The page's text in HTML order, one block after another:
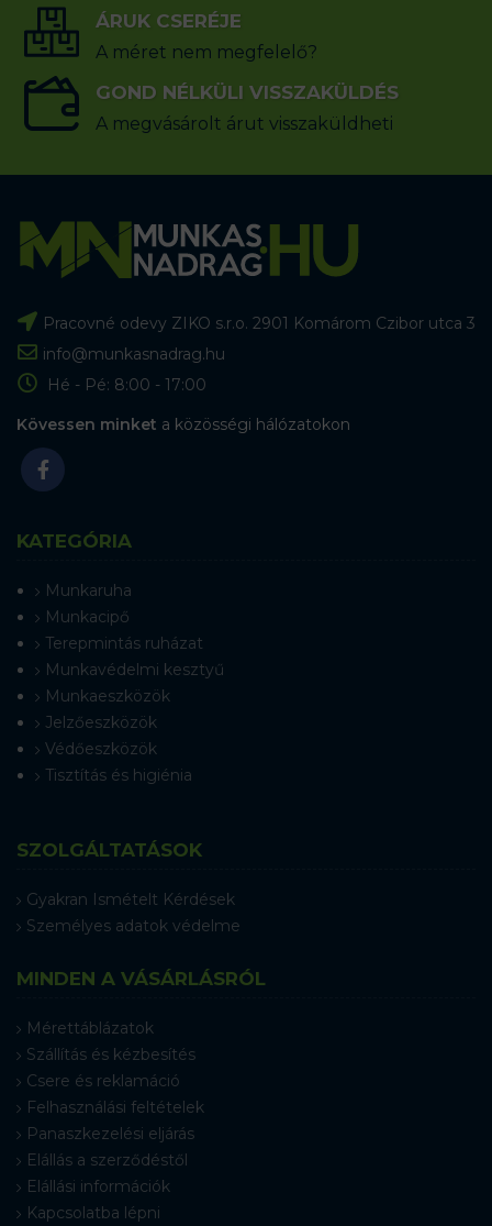
ÁRUK CSERÉJE
A méret nem megfelelő?
GOND NÉLKÜLI VISSZAKÜLDÉS
A megvásárolt árut visszaküldheti
Pracovné odevy ZIKO s.r.o. 2901 Komárom Czibor utca 3
info@munkasnadrag.hu
Hé - Pé: 8:00 - 17:00
Kövessen minket a közösségi hálózatokon
KATEGÓRIA
Munkaruha
Munkacipő
Terepmintás ruházat
Munkavédelmi kesztyű
Munkaeszközök
Jelzőeszközök
Védőeszközök
Tisztítás és higiénia
SZOLGÁLTATÁSOK
Gyakran Ismételt Kérdések
Személyes adatok védelme
MINDEN A VÁSÁRLÁSRÓL
Mérettáblázatok
Szállítás és kézbesítés
Csere és reklamáció
Felhasználási feltételek
Panaszkezelési eljárás
Elállás a szerződéstől
Elállási információk
Kapcsolatba lépni